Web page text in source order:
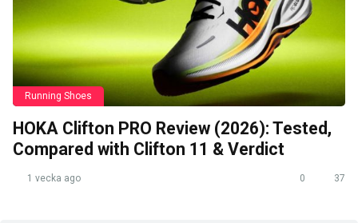
Running Shoes
HOKA Clifton PRO Review (2026): Tested,
Compared with Clifton 11 & Verdict
1 vecka ago 0 37